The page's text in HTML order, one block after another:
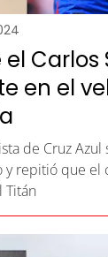
el
en el
de Cruz Azul
y repitió que el
Titán